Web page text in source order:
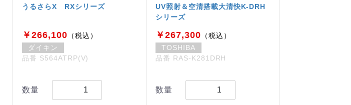
うるさらX RXシリーズ
￥266,100 （税込）
ダイキン
品番 S564ATRP(V)
数量
UV照射＆空清搭載大清快K-DRH
シリーズ
￥267,300 （税込）
TOSHIBA
品番 RAS-K281DRH
数量